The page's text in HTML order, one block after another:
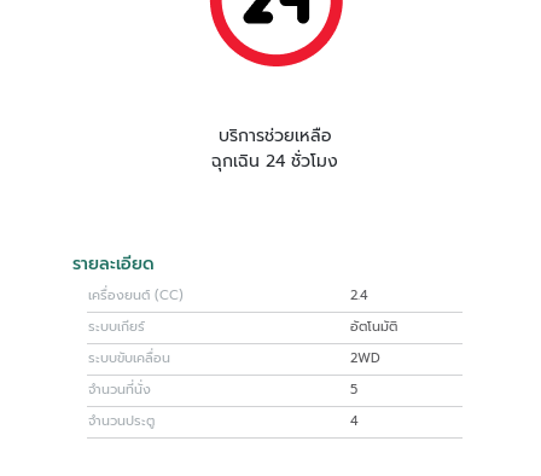
บริการช่วยเหลือ
ฉุกเฉิน 24 ชั่วโมง
รายละเอียด
เครื่องยนต์ (CC)
2.4
ระบบเกียร์
อัตโนมัติ
ระบบขับเคลื่อน
2WD
จำนวนที่นั่ง
5
จำนวนประตู
4